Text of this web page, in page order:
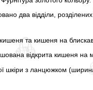
два відділи,
та кишеня на
відкрита кишеня на
шкіри з ланцюжком